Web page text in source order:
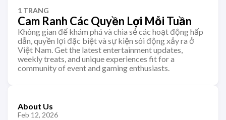
1 TRANG
Cam Ranh Các Quyền Lợi Mỗi Tuần
Không gian để khám phá và chia sẻ các hoạt động hấp
dẫn, quyền lợi đặc biệt và sự kiện sôi động xảy ra ở
Việt Nam. Get the latest entertainment updates,
weekly treats, and unique experiences fit for a
community of event and gaming enthusiasts.
About Us
Feb 12, 2026